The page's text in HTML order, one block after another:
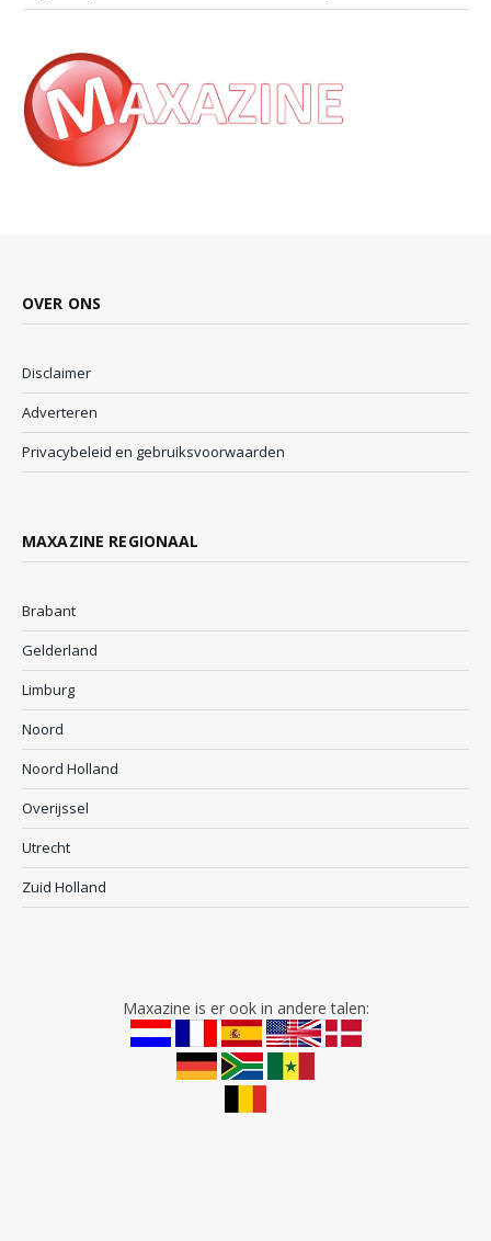
OVER ONS
Disclaimer
Adverteren
Privacybeleid en gebruiksvoorwaarden
MAXAZINE REGIONAAL
Brabant
Gelderland
Limburg
Noord
Noord Holland
Overijssel
Utrecht
Zuid Holland
Maxazine is er ook in andere talen: